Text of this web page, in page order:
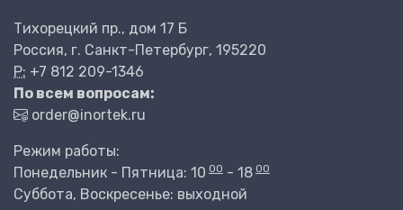
Тихорецкий пр., дом 17 Б
Россия, г. Санкт-Петербург, 195220
P: +7 812 209-1346
По всем вопросам:
order@inortek.ru
Режим работы:
Понедельник - Пятница: 10 00 - 18 00
Суббота, Воскресенье: выходной